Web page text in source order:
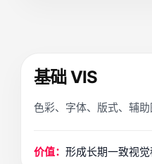
基础 VIS
色彩、字体、版式、辅助
价值： 形成长期一致视觉